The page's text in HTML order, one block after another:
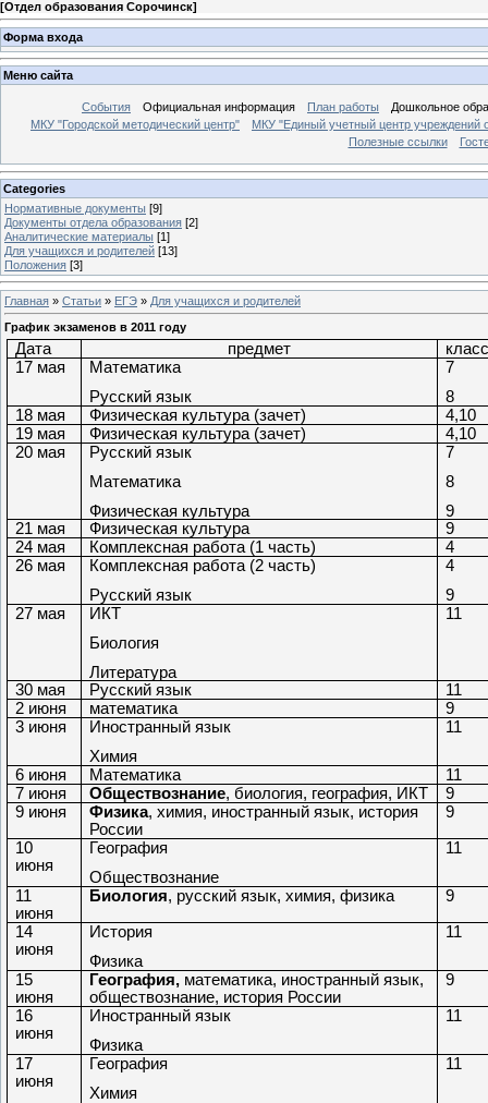
[Отдел образования Сорочинск]
Форма входа
Меню сайта
События Официальная информация План работы
Дошкольное
МКУ "Городской методический центр"
МКУ "Единый учетный центр учреждений
Полезные ссылки
Categories
Нормативные документы [9]
Документы отдела образования [2]
Аналитические материалы [1]
Для учащихся и родителей [13]
Положения [3]
Главная » Статьи » ЕГЭ » Для учащихся и родителей
График экзаменов в 2011 году
Дата предмет
17 мая
Математика
Русский язык
7
8
18 мая
Физическая культура (зачет)
4,10
19 мая
Физическая культура (зачет)
4,10
20 мая
Русский язык
Математика
Физическая культура
7
8
9
21 мая
Физическая культура
9
24 мая
Комплексная работа (1 часть)
4
26 мая
Комплексная работа (2 часть)
Русский язык
4
9
27 мая
ИКТ
Биология
Литература
11
30 мая Русский язык
11
2 июня
математика
9
3 июня
Иностранный язык
Химия
11
6 июня Математика
11
7 июня
Обществознание, биология, география, ИКТ
9
9 июня
Физика, химия, иностранный язык, история
России
9
10
июня
География
Обществознание
11
11
июня
Биология, русский язык, химия, физика 9
14
июня
История
Физика
11
15
июня
География, математика, иностранный язык,
обществознание, история России
9
16
июня
Иностранный язык
Физика
11
17
июня
География
Химия
11